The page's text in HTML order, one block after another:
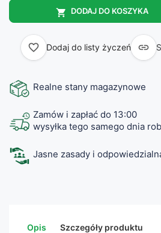
 DODAJ DO KOSZYKA
favorite_border Dodaj do listy życzeń 
Realne stany magazynowe
Zamów i zapłać do 13:00
wysyłka tego samego dnia
Jasne zasady i
Opis Szczegóły produktu